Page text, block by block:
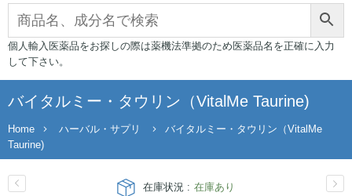
個人輸入医薬品をお探しの際は薬機法準拠のため医薬品名を正確に入力
して下さい。
バイタルミー・タウリン（VitalMe Taurine)
Home ハーバル・サプリ
バイタルミー・タウリン（VitalMe
Taurine)
在庫状況 : 在庫あり